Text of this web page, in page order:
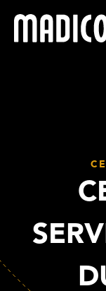
Madico